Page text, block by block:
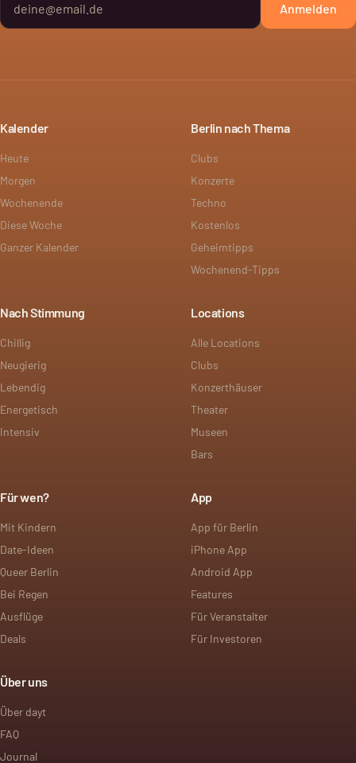
Anmelden
Kalender
Heute
Morgen
Wochenende
Diese Woche
Ganzer Kalender
Berlin nach Thema
Clubs
Konzerte
Techno
Kostenlos
Geheimtipps
Wochenend-Tipps
Nach Stimmung
Chillig
Neugierig
Lebendig
Energetisch
Intensiv
Locations
Alle Locations
Clubs
Konzerthäuser
Theater
Museen
Bars
Für wen?
Mit Kindern
Date-Ideen
Queer Berlin
Bei Regen
Ausflüge
Deals
App
App für Berlin
iPhone App
Android App
Features
Für Veranstalter
Für Investoren
Über uns
Über dayt
FAQ
Journal